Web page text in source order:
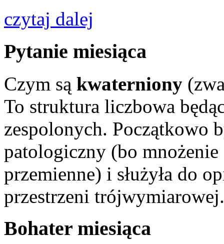
czytaj dalej
Pytanie miesiąca
Czym są kwaterniony
To struktura liczbowa
zespolonych. Początkowo
patologiczny (bo
przemienne) i służyła do
przestrzeni trójwymiarowej.
Bohater miesiąca